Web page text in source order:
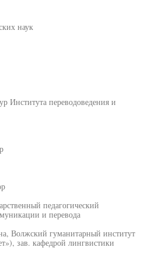
наук
Института переводоведения и
педагогический
и перевода
Волжский гуманитарный институт
зав. кафедрой лингвистики